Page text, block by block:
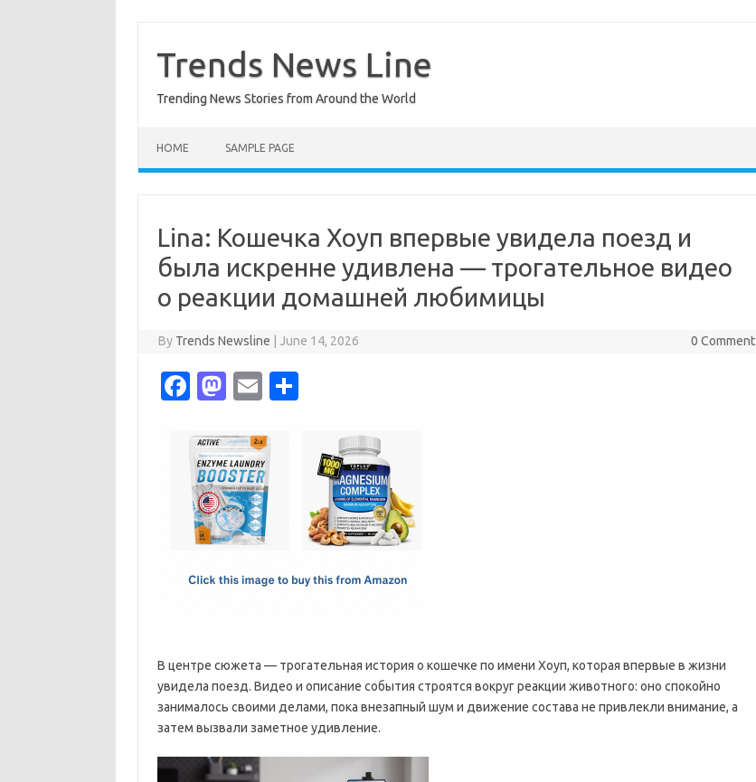
content
Trends News Line
Trending News Stories from Around the World
HOME SAMPLE PAGE
Lina: Кошечка Хоуп впервые увидела поезд и
была искренне удивлена — трогательное видео
о реакции домашней любимицы
By Trends Newsline June 14, 2026 0 Comment
Fa
e
b
o
o
M
t
o
d
o
E
ail
В центре сюжета — трогательная история о кошечке по имени Хоуп, которая впервые в жизни
увидела поезд. Видео и описание события строятся вокруг реакции животного: оно спокойно
занималось своими делами, пока внезапный шум и движение состава не привлекли внимание, а
затем вызвали заметное удивление.